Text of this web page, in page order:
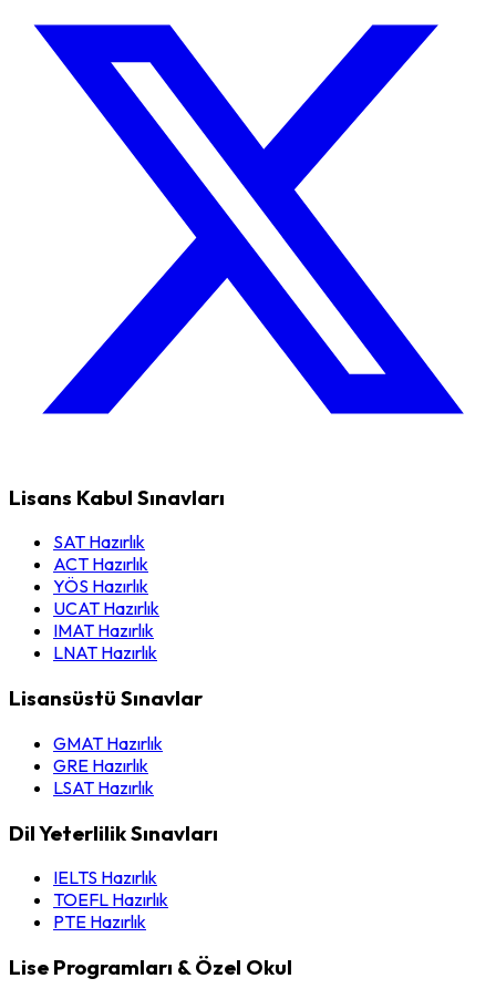
Lisans Kabul Sınavları
SAT Hazırlık
ACT Hazırlık
YÖS Hazırlık
UCAT Hazırlık
IMAT Hazırlık
LNAT Hazırlık
Lisansüstü Sınavlar
GMAT Hazırlık
GRE Hazırlık
LSAT Hazırlık
Dil Yeterlilik Sınavları
IELTS Hazırlık
TOEFL Hazırlık
PTE Hazırlık
Lise Programları & Özel Okul